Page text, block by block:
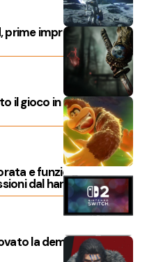
prime impressioni sul
il gioco in arrivo su
e funzionalità
dal hands-on
la demo con